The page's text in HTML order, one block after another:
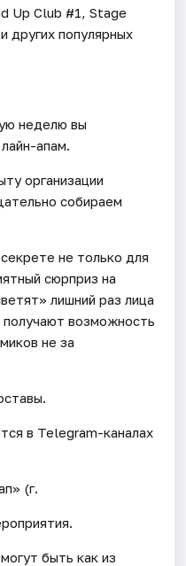
Up Club #1, Stage
других популярных
неделю вы
апам.
организации
собираем
не только для
сюрприз на
лишний раз лица
получают возможность
не за
в Telegram-каналах
(г.
быть как из